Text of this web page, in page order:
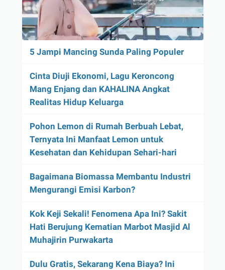
5 Jampi Mancing Sunda Paling Populer
Cinta Diuji Ekonomi, Lagu Keroncong
Mang Enjang dan KAHALINA Angkat
Realitas Hidup Keluarga
Pohon Lemon di Rumah Berbuah Lebat,
Ternyata Ini Manfaat Lemon untuk
Kesehatan dan Kehidupan Sehari-hari
Bagaimana Biomassa Membantu Industri
Mengurangi Emisi Karbon?
Kok Keji Sekali! Fenomena Apa Ini? Sakit
Hati Berujung Kematian Marbot Masjid Al
Muhajirin Purwakarta
Dulu Gratis, Sekarang Kena Biaya? Ini